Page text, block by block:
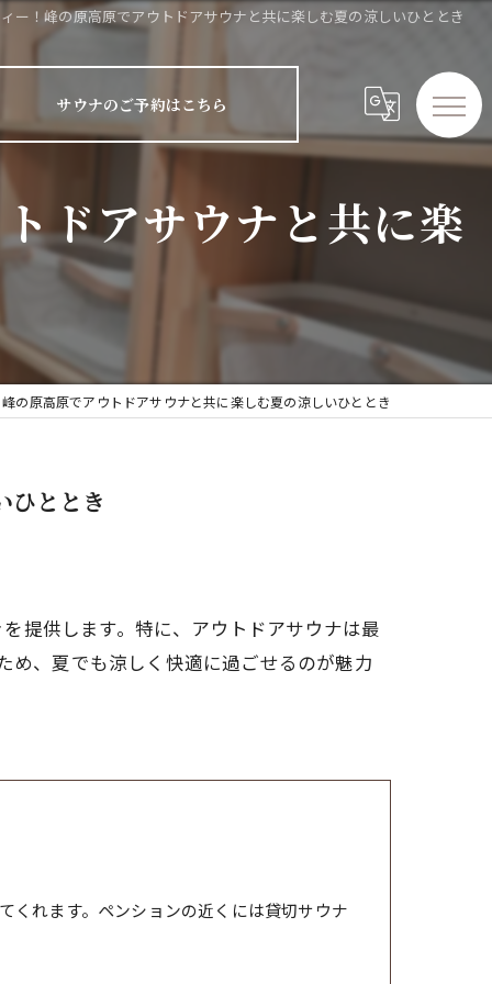
ー！峰の原高原でアウトドアサウナと共に楽しむ夏の涼しいひととき
サウナのご予約はこちら
ドアサウナと共に楽
の原高原でアウトドアサウナと共に楽しむ夏の涼しいひととき
ひととき
提供します。特に、アウトドアサウナは最
め、夏でも涼しく快適に過ごせるのが魅力
くれます。ペンションの近くには貸切サウナ